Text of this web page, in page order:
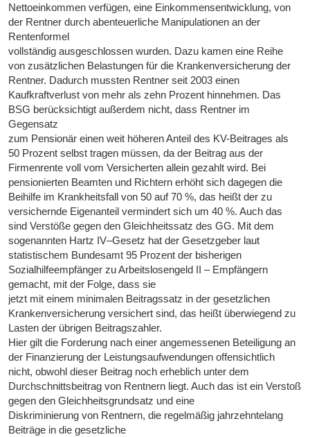
Nettoeinkommen verfügen, eine Einkommensentwicklung, von
der Rentner durch abenteuerliche Manipulationen an der
Rentenformel
vollständig ausgeschlossen wurden. Dazu kamen eine Reihe
von zusätzlichen Belastungen für die Krankenversicherung der
Rentner. Dadurch mussten Rentner seit 2003 einen
Kaufkraftverlust von mehr als zehn Prozent hinnehmen. Das
BSG berücksichtigt außerdem nicht, dass Rentner im
Gegensatz
zum Pensionär einen weit höheren Anteil des KV-Beitrages als
50 Prozent selbst tragen müssen, da der Beitrag aus der
Firmenrente voll vom Versicherten allein gezahlt wird. Bei
pensionierten Beamten und Richtern erhöht sich dagegen die
Beihilfe im Krankheitsfall von 50 auf 70 %, das heißt der zu
versichernde Eigenanteil vermindert sich um 40 %. Auch das
sind Verstöße gegen den Gleichheitssatz des GG. Mit dem
sogenannten Hartz IV–Gesetz hat der Gesetzgeber laut
statistischem Bundesamt 95 Prozent der bisherigen
Sozialhilfeempfänger zu Arbeitslosengeld II – Empfängern
gemacht, mit der Folge, dass sie
jetzt mit einem minimalen Beitragssatz in der gesetzlichen
Krankenversicherung versichert sind, das heißt überwiegend zu
Lasten der übrigen Beitragszahler.
Hier gilt die Forderung nach einer angemessenen Beteiligung an
der Finanzierung der Leistungsaufwendungen offensichtlich
nicht, obwohl dieser Beitrag noch erheblich unter dem
Durchschnittsbeitrag von Rentnern liegt. Auch das ist ein Verstoß
gegen den Gleichheitsgrundsatz und eine
Diskriminierung von Rentnern, die regelmäßig jahrzehntelang
Beiträge in die gesetzliche